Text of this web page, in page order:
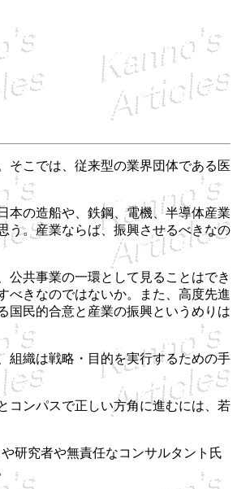
そこでは、従来型の業界団体である医
本の造船や、鉄鋼、電機、半導体産業
う。産業ならば、振興させるべきなの
共事業の一環として見ることはでき
べきなのではないか。また、高度先進
国民的合意と産業の振興というめりは
組織は戦略・目的を実行するための手
コンパスで正しい方角に進むには、若
研究者や無責任なコンサルタント氏